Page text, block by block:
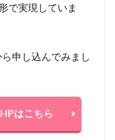
で実現していま
申し込んでみまし
はこちら